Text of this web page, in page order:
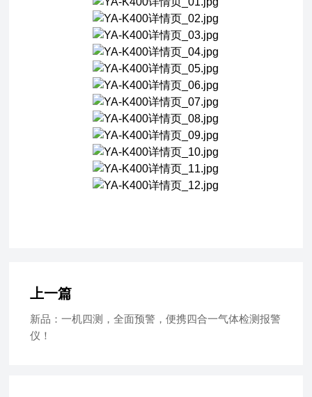
上一篇
新品：一机四测，全面预警，便携四合一气体检测报警
仪！